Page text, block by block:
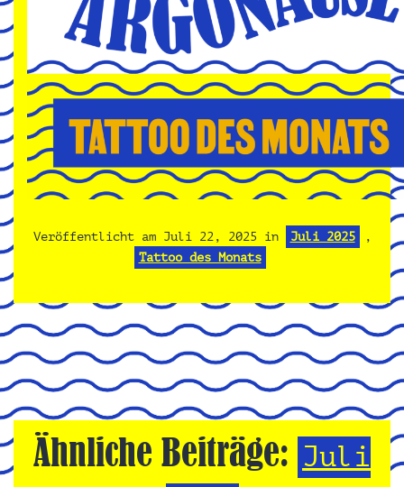
Veröffentlicht am Juli 22, 2025 in Juli 2025
,
Tattoo des Monats
Ähnliche Beiträge: Juli